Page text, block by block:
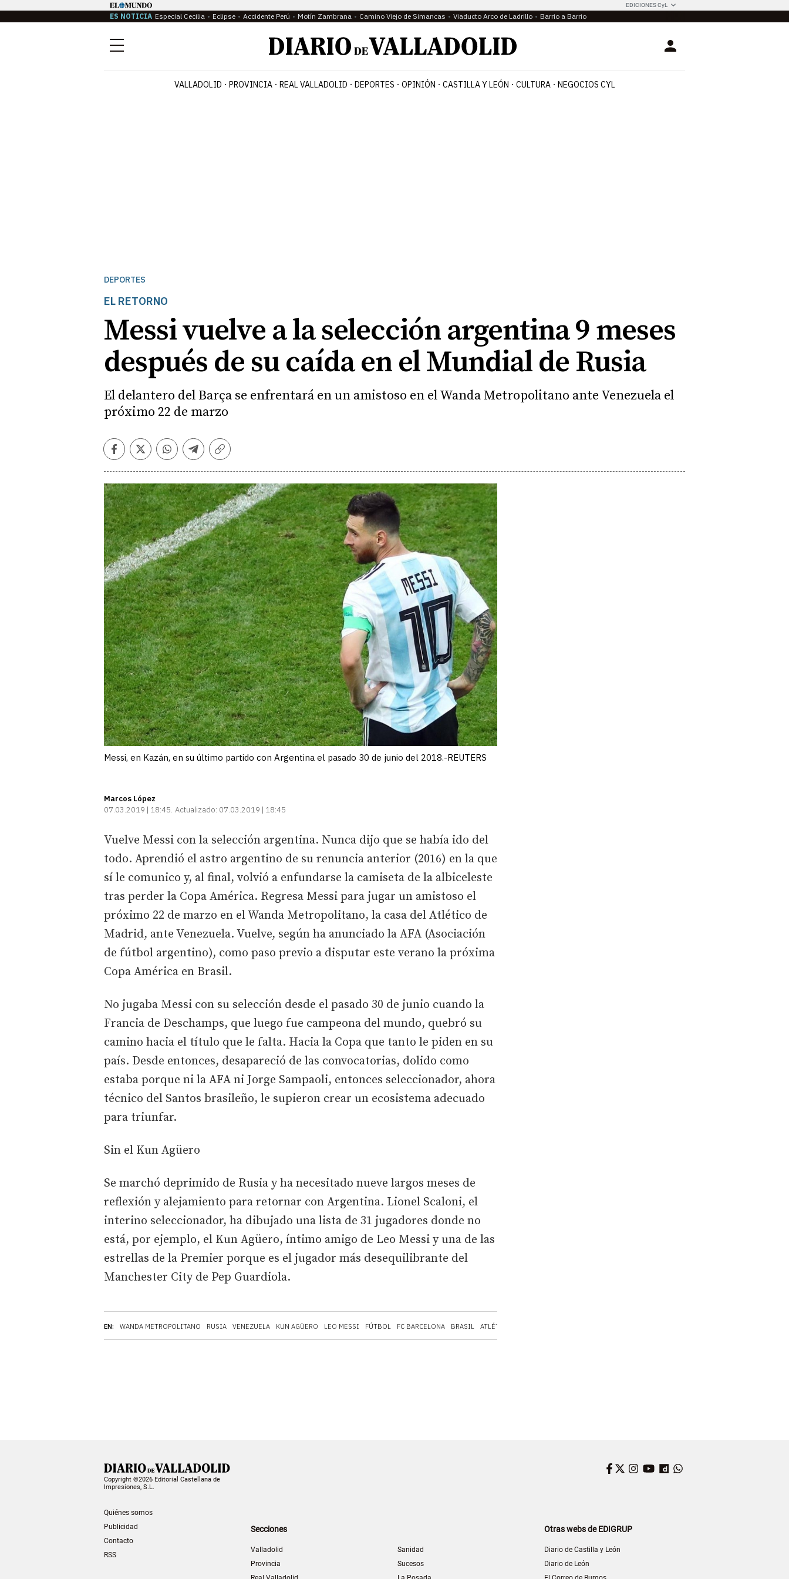
EDICIONES CyL
ES NOTICIA Especial Cecilia Eclipse Accidente Perú Motín Zambrana Camino Viejo de Simancas Viaducto Arco de Ladrillo Barrio a Barrio
Menú Login
VALLADOLID PROVINCIA REAL VALLADOLID DEPORTES OPINIÓN CASTILLA Y LEÓN CULTURA NEGOCIOS CYL
DEPORTES
EL RETORNO
Messi vuelve a la selección argentina 9 meses
después de su caída en el Mundial de Rusia
El delantero del Barça se enfrentará en un amistoso en el Wanda Metropolitano ante Venezuela el
próximo 22 de marzo
Facebook
TwitterWhatsapp
Telegram
Copiar
Messi, en Kazán, en su último partido con Argentina el pasado 30 de junio del 2018.-REUTERS
Marcos López
07.03.2019 | 18:45 Actualizado: 07.03.2019 | 18:45
EN: WANDA METROPOLITANO RUSIA VENEZUELA KUN AGÜERO LEO MESSI FÚTBOL FC BARCELONA BRASIL ATLÉTICO DE MADRID
Vuelve Messi con la selección argentina. Nunca dijo que se había ido del
todo. Aprendió el astro argentino de su renuncia anterior (2016) en la que
sí le comunico y, al final, volvió a enfundarse la camiseta de la albiceleste
tras perder la Copa América. Regresa Messi para jugar un amistoso el
próximo 22 de marzo en el Wanda Metropolitano, la casa del Atlético de
Madrid, ante Venezuela. Vuelve, según ha anunciado la AFA (Asociación
de fútbol argentino), como paso previo a disputar este verano la próxima
Copa América en Brasil.
No jugaba Messi con su selección desde el pasado 30 de junio cuando la
Francia de Deschamps, que luego fue campeona del mundo, quebró su
camino hacia el título que le falta. Hacia la Copa que tanto le piden en su
país. Desde entonces, desapareció de las convocatorias, dolido como
estaba porque ni la AFA ni Jorge Sampaoli, entonces seleccionador, ahora
técnico del Santos brasileño, le supieron crear un ecosistema adecuado
para triunfar.
Sin el Kun Agüero
Se marchó deprimido de Rusia y ha necesitado nueve largos meses de
reflexión y alejamiento para retornar con Argentina. Lionel Scaloni, el
interino seleccionador, ha dibujado una lista de 31 jugadores donde no
está, por ejemplo, el Kun Agüero, íntimo amigo de Leo Messi y una de las
estrellas de la Premier porque es el jugador más desequilibrante del
Manchester City de Pep Guardiola.
Copyright ©2026 Editorial Castellana de
Impresiones, S.L.
Quiénes somos
Publicidad
Contacto
RSS
Facebook
Twitter
Instagram
YouTube
Dailymotion
Secciones
Valladolid
Provincia
Sanidad
Sucesos
Otras webs de EDIGRUP
Diario de Castilla y León
Diario de León